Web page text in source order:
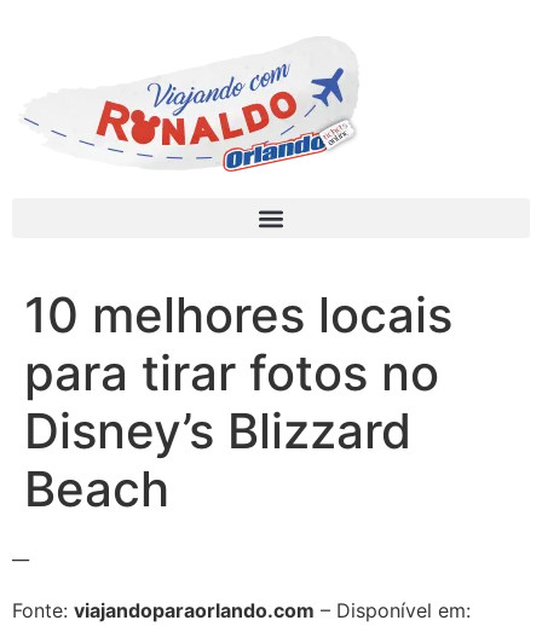
10 melhores locais
para tirar fotos no
Disney’s Blizzard
Beach
Fonte: viajandoparaorlando.com – Disponível em: